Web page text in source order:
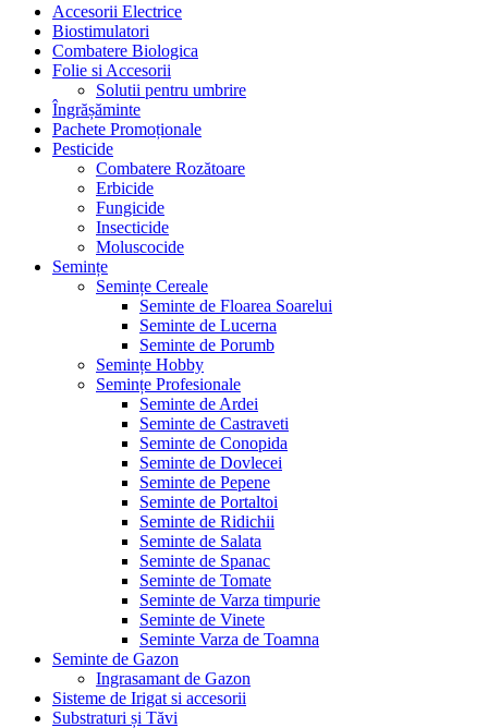
Accesorii Electrice
Biostimulatori
Combatere Biologica
Folie si Accesorii
Solutii pentru umbrire
Îngrășăminte
Pachete Promoționale
Pesticide
Combatere Rozătoare
Erbicide
Fungicide
Insecticide
Moluscocide
Semințe
Semințe Cereale
Seminte de Floarea Soarelui
Seminte de Lucerna
Seminte de Porumb
Semințe Hobby
Semințe Profesionale
Seminte de Ardei
Seminte de Castraveti
Seminte de Conopida
Seminte de Dovlecei
Seminte de Pepene
Seminte de Portaltoi
Seminte de Ridichii
Seminte de Salata
Seminte de Spanac
Seminte de Tomate
Seminte de Varza timpurie
Seminte de Vinete
Seminte Varza de Toamna
Seminte de Gazon
Ingrasamant de Gazon
Sisteme de Irigat si accesorii
Substraturi și Tăvi